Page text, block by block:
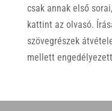
csak annak első
kattint az olvasó.
szövegrészek
mellett